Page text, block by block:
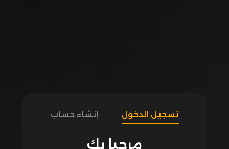
تسجيل الدخول إنشاء حساب
مرحبا بك